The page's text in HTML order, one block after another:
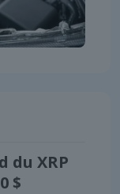
du XRP
$